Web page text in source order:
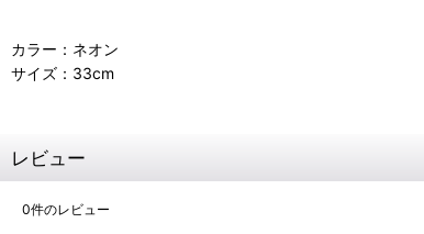
カラー：ネオン
サイズ：33cm
レビュー
0件のレビュー